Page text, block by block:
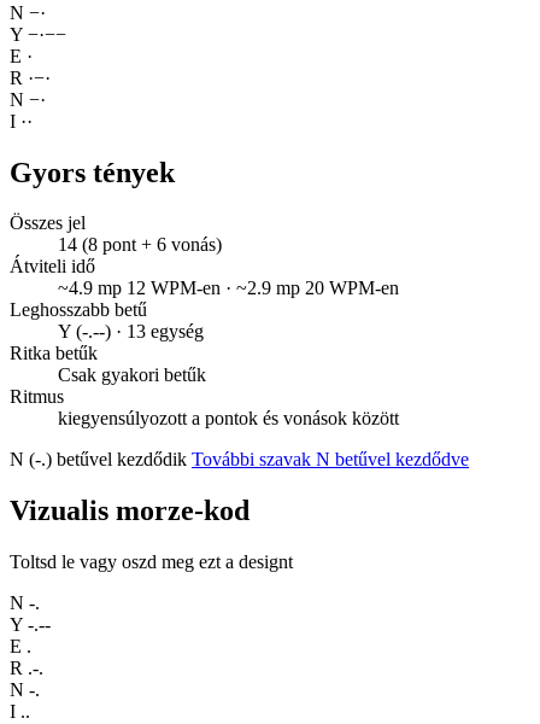
N −·
Y −·−−
E ·
R ·−·
N −·
I ··
Gyors tények
Összes jel
14 (8 pont + 6 vonás)
Átviteli idő
~4.9 mp 12 WPM-en · ~2.9 mp 20 WPM-en
Leghosszabb betű
Y (-.--) · 13 egység
Ritka betűk
Csak gyakori betűk
Ritmus
kiegyensúlyozott a pontok és vonások között
N (-.) betűvel kezdődik További szavak N betűvel kezdődve
Vizualis morze-kod
Toltsd le vagy oszd meg ezt a designt
N -.
Y -.--
E .
R .-.
N -.
I ..